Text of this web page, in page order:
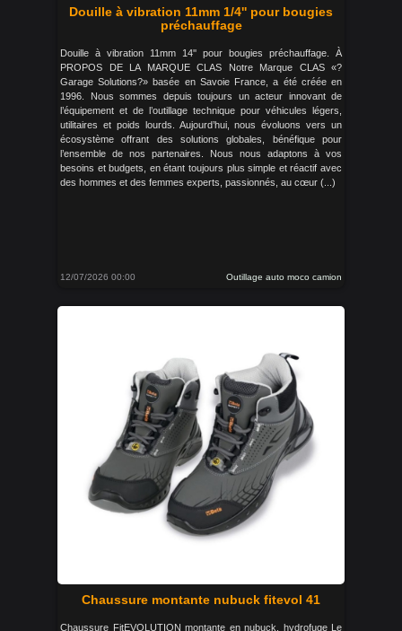
Douille à vibration 11mm 1/4'' pour bougies
préchauffage
Douille à vibration 11mm 14'' pour bougies préchauffage. À
PROPOS DE LA MARQUE CLAS Notre Marque CLAS «?
Garage Solutions?» basée en Savoie France, a été créée en
1996. Nous sommes depuis toujours un acteur innovant de
l’équipement et de l’outillage technique pour véhicules légers,
utilitaires et poids lourds. Aujourd’hui, nous évoluons vers un
écosystème offrant des solutions globales, bénéfique pour
l’ensemble de nos partenaires. Nous nous adaptons à vos
besoins et budgets, en étant toujours plus simple et réactif avec
des hommes et des femmes experts, passionnés, au cœur (...)
12/07/2026 00:00 Outillage auto moco camion
Chaussure montante nubuck fitevol 41
Chaussure FitEVOLUTION montante en nubuck, hydrofuge Le